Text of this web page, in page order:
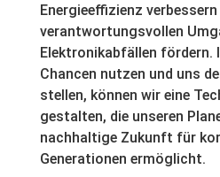
Energieeffizienz verbessern
verantwortungsvollen
Elektronikabfällen fördern.
Chancen nutzen und uns
stellen, können wir eine
gestalten, die unseren
nachhaltige Zukunft für
Generationen ermöglicht.